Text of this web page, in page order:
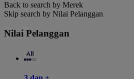
Back to search by Merek
Skip search by Nilai Pelanggan
Nilai Pelanggan